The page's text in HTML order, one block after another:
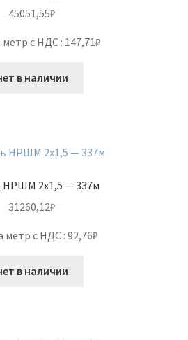
45051,55₽
метр с НДС : 147,71₽
в наличии
НРШМ 2х1,5 — 337м
31260,12₽
метр с НДС : 92,76₽
в наличии